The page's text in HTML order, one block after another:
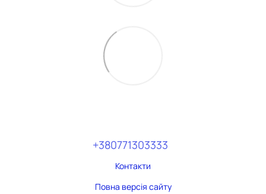
+380771303333
Контакти
Повна версія сайту